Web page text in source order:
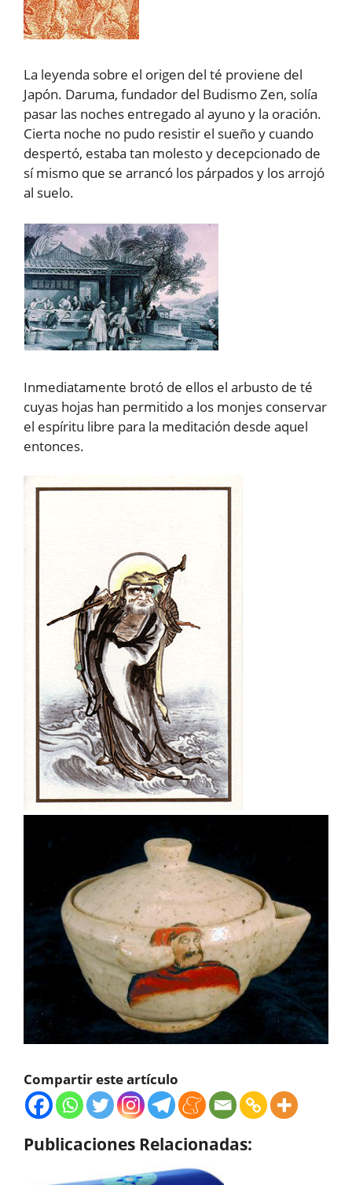
La leyenda sobre el origen del té proviene del
Japón. Daruma, fundador del Budismo Zen, solía
pasar las noches entregado al ayuno y la oración.
Cierta noche no pudo resistir el sueño y cuando
despertó, estaba tan molesto y decepcionado de
sí mismo que se arrancó los párpados y los arrojó
al suelo.
Inmediatamente brotó de ellos el arbusto de té
cuyas hojas han permitido a los monjes conservar
el espíritu libre para la meditación desde aquel
entonces.
Compartir este artículo
Publicaciones Relacionadas: